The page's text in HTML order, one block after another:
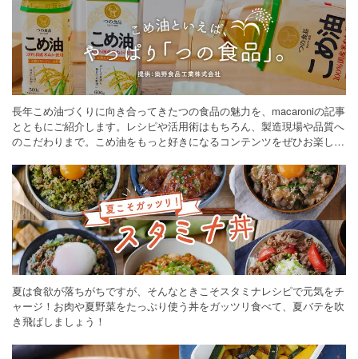
長年こめ油づくりに向き合ってきたつの食品の魅力を、macaroniの記事
とともにご紹介します。レシピや活用術はもちろん、製造現場や品質へ
のこだわりまで。こめ油をもっと好きになるコンテンツをぜひお楽しみ
夏は食欲が落ちがちですが、そんなときこそスタミナレシピで元気をチ
ャージ！お肉や夏野菜をたっぷり使う丼をガッツリ食べて、夏バテを吹
き飛ばしましょう！